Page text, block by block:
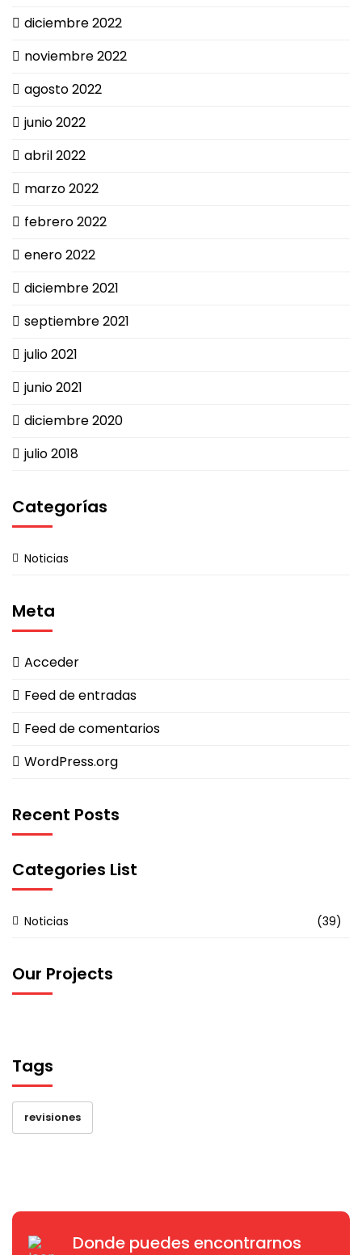
diciembre 2022
noviembre 2022
agosto 2022
junio 2022
abril 2022
marzo 2022
febrero 2022
enero 2022
diciembre 2021
septiembre 2021
julio 2021
junio 2021
diciembre 2020
julio 2018
Categorías
Noticias
Meta
Acceder
Feed de entradas
Feed de comentarios
WordPress.org
Recent Posts
Categories List
Noticias (39)
Our Projects
Tags
revisiones
Donde puedes encontrarnos